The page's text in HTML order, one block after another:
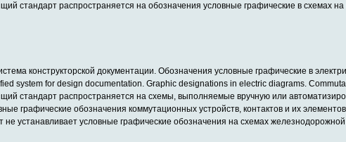
стандарт распространяется на обозначения условные графические в схемах
конструкторской документации. Обозначения условные графические в
system for design documentation. Graphic designations in electric diagrams.
стандарт распространяется на схемы, выполняемые вручную или
графические обозначения коммутационных устройств, контактов и их
не устанавливает условные графические обозначения на схемах